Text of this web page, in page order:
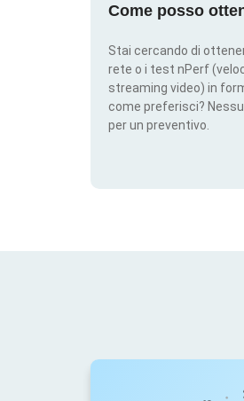
Come posso
Stai cercando di
rete o i test nPerf
streaming video) in
come preferisci?
per un preventivo.